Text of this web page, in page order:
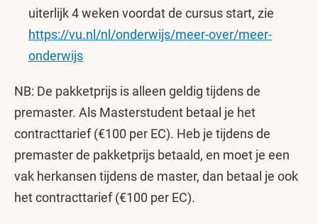
uiterlijk 4 weken voordat de cursus start, zie
https://vu.nl/nl/onderwijs/meer-over/meer-
onderwijs
NB: De pakketprijs is alleen geldig tijdens de
premaster. Als Masterstudent betaal je het
contracttarief (€100 per EC). Heb je tijdens de
premaster de pakketprijs betaald, en moet je een
vak herkansen tijdens de master, dan betaal je ook
het contracttarief (€100 per EC).